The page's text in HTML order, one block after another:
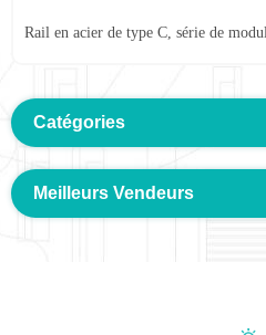
Catégories
Meilleurs Vendeurs